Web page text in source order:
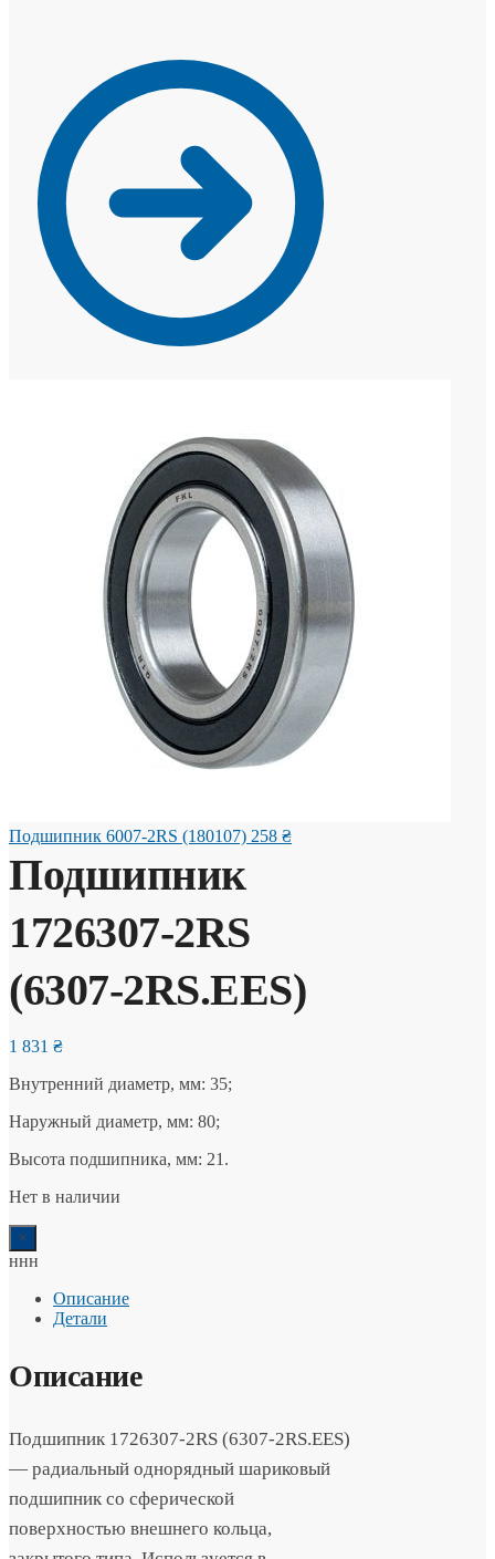
Подшипник 6007-2RS (180107) 258 ₴
Подшипник
1726307-2RS
(6307-2RS.EES)
1 831 ₴
Внутренний диаметр, мм: 35;
Наружный диаметр, мм: 80;
Высота подшипника, мм: 21.
Нет в наличии
×
ннн
Описание
Детали
Описание
Подшипник 1726307-2RS (6307-2RS.EES)
— радиальный однорядный шариковый
подшипник со сферической
поверхностью внешнего кольца,